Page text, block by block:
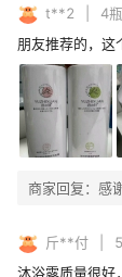
t**2 4瓶
朋友推荐的，这
商家回复： 感
斤**付 5
沐浴露质量很好